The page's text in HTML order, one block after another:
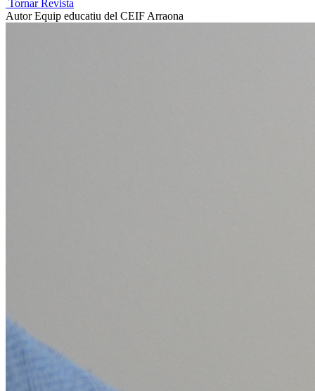
Tornar Revista
Autor Equip educatiu del CEIF Arraona